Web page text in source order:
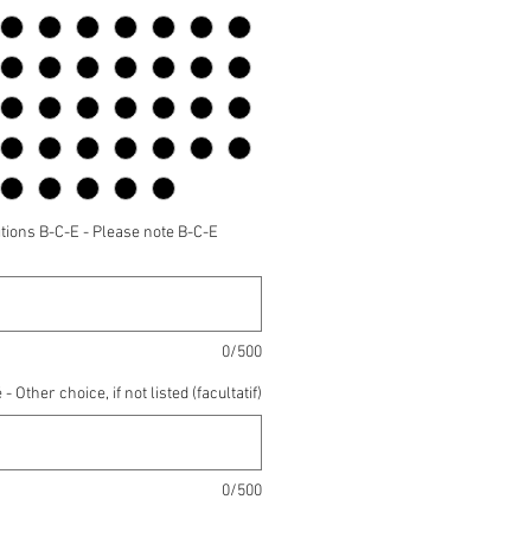
B-C-E - Please note B-C-E
0/500
Other choice, if not listed (facultatif)
0/500